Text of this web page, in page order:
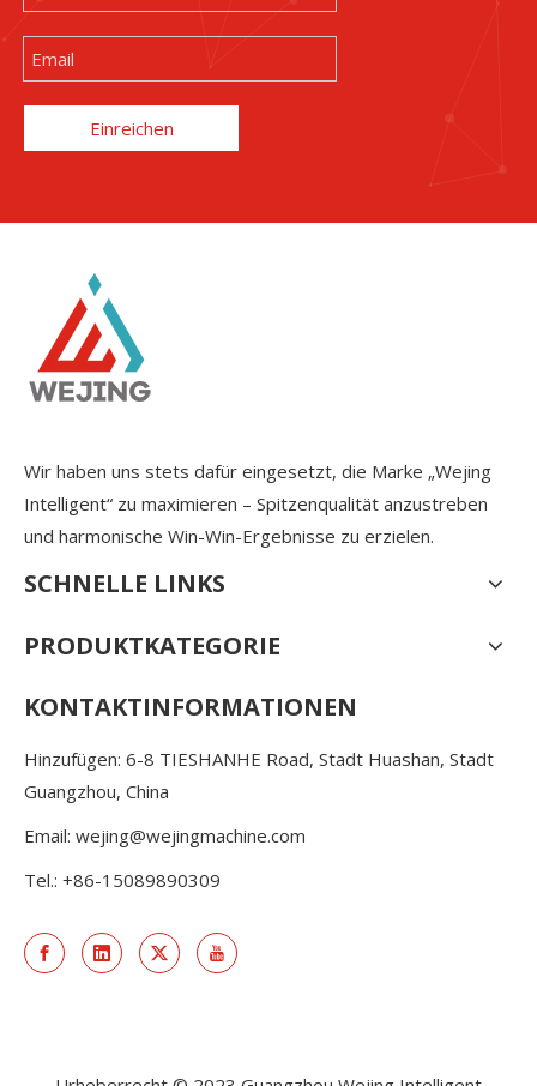
Einreichen
Wir haben uns stets dafür eingesetzt, die Marke „Wejing
Intelligent“ zu maximieren – Spitzenqualität anzustreben
und harmonische Win-Win-Ergebnisse zu erzielen.
SCHNELLE LINKS
PRODUKTKATEGORIE
KONTAKTINFORMATIONEN
Hinzufügen: 6-8 TIESHANHE Road, Stadt Huashan, Stadt
Guangzhou, China
Email: wejing@wejingmachine.com
Tel.: +86-15089890309